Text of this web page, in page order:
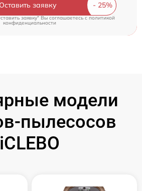
Оставить заявку
заявку" Вы соглашаетесь cполитикой
конфиденциальности
модели
пылесосов
iCLEBO